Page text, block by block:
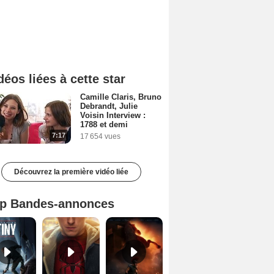
liées à cette star
7:17
Camille Claris, Bruno
Debrandt, Julie
Voisin Interview :
1788 et demi
17 654 vues
Découvrez la première vidéo liée
Bandes-annonces
Mutiny Bande-annonce VO STFR Spider-Man: Brand New Day Bande-annonce VO STFR